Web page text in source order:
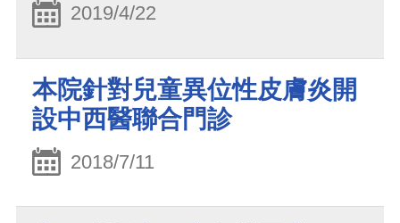
2019/4/22
本院針對兒童異位性皮膚炎開
設中西醫聯合門診
2018/7/11